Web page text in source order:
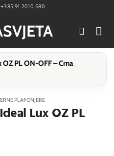
+385 91 2010 680
PLAFONJERE
Lux OZ PL